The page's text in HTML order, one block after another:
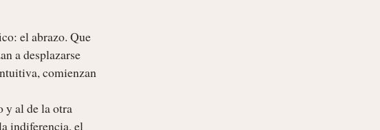
el abrazo. Que
a desplazarse
comienzan
y al de la otra
indiferencia, el